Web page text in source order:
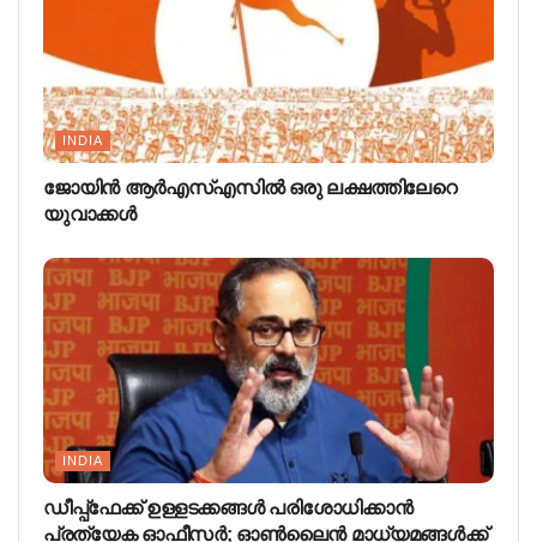
INDIA
ജോയിന്‍ ആര്‍എസ്എസില്‍ ഒരു ലക്ഷത്തിലേറെ
യുവാക്കള്‍
INDIA
ഡീപ്പ്ഫേക്ക് ഉള്ളടക്കങ്ങൾ പരിശോധിക്കാൻ
പ്രത്യേക ഓഫീസർ; ഓൺലൈൻ മാധ്യമങ്ങൾക്ക്